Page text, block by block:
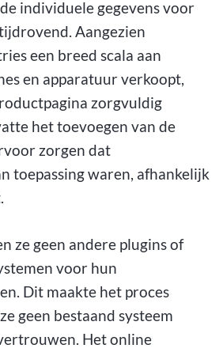
individuele gegevens voor
Aangezien
een breed scala aan
en apparatuur verkoopt,
zorgvuldig
het toevoegen van de
zorgen dat
toepassing waren, afhankelijk
ze geen andere plugins of
voor hun
Dit maakte het proces
geen bestaand systeem
Het online